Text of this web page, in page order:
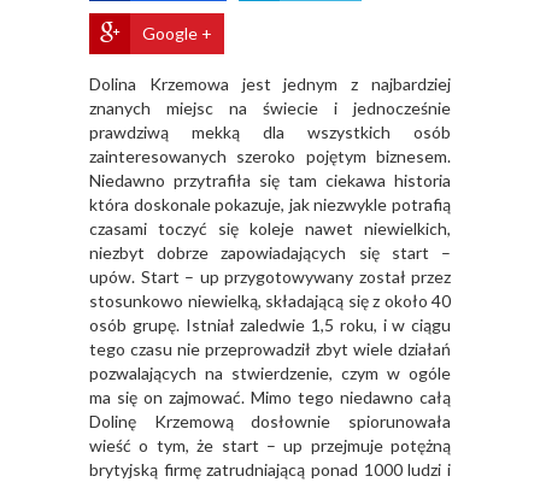
Google +
Dolina Krzemowa jest jednym z najbardziej
znanych miejsc na świecie i jednocześnie
prawdziwą mekką dla wszystkich osób
zainteresowanych szeroko pojętym biznesem.
Niedawno przytrafiła się tam ciekawa historia
która doskonale pokazuje, jak niezwykle potrafią
czasami toczyć się koleje nawet niewielkich,
niezbyt dobrze zapowiadających się start –
upów. Start – up przygotowywany został przez
stosunkowo niewielką, składającą się z około 40
osób grupę. Istniał zaledwie 1,5 roku, i w ciągu
tego czasu nie przeprowadził zbyt wiele działań
pozwalających na stwierdzenie, czym w ogóle
ma się on zajmować. Mimo tego niedawno całą
Dolinę Krzemową dosłownie spiorunowała
wieść o tym, że start – up przejmuje potężną
brytyjską firmę zatrudniającą ponad 1000 ludzi i